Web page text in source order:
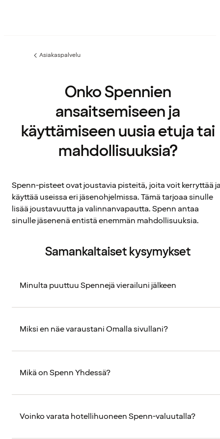
Edellinen
Asiakaspalvelu
Onko Spennien
ansaitsemiseen ja
käyttämiseen uusia etuja tai
mahdollisuuksia?
Spenn-pisteet ovat joustavia pisteitä, joita voit kerryttää
käyttää useissa eri jäsenohjelmissa. Tämä tarjoaa sinulle
lisää joustavuutta ja valinnanvapautta. Spenn antaa
sinulle jäsenenä entistä enemmän mahdollisuuksia.
Samankaltaiset kysymykset
Minulta puuttuu Spennejä vierailuni jälkeen
Miksi en näe varaustani Omalla sivullani?
Mikä on Spenn Yhdessä?
Voinko varata hotellihuoneen Spenn-valuutalla?